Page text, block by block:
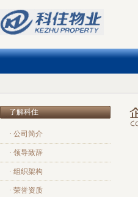
了解科住
· 公司简介
· 领导致辞
· 组织架构
· 荣誉资质